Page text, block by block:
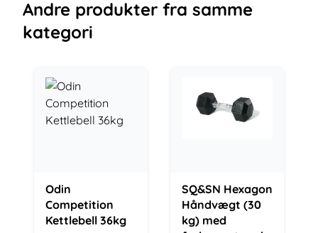
Andre produkter fra samme
kategori
Odin
Competition
Kettlebell 36kg
SQ&SN Hexagon
Håndvægt (30
kg) med